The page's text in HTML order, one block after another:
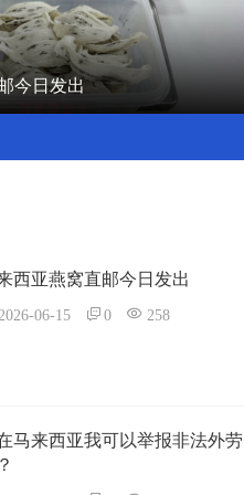
今日发出
西亚燕窝直邮今日发出
06-15 0 258
马来西亚我可以举报非法外劳